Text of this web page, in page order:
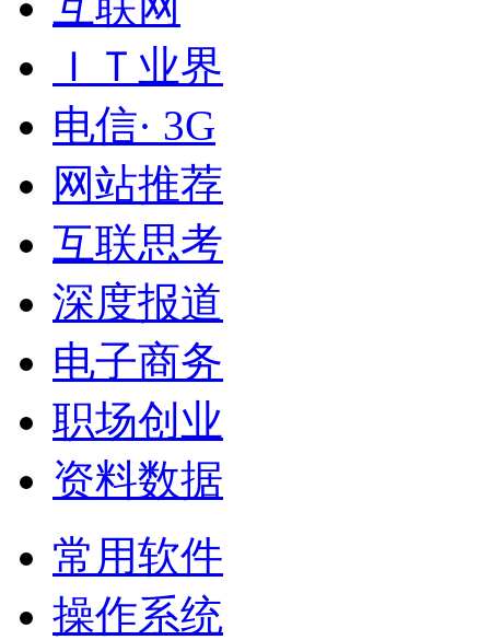
ＩＴ业界
电信· 3G
网站推荐
互联思考
深度报道
电子商务
职场创业
资料数据
常用软件
操作系统